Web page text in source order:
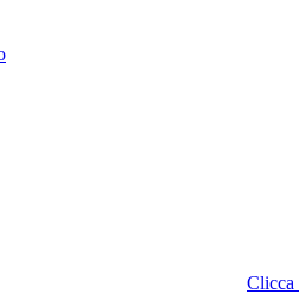
Clicca